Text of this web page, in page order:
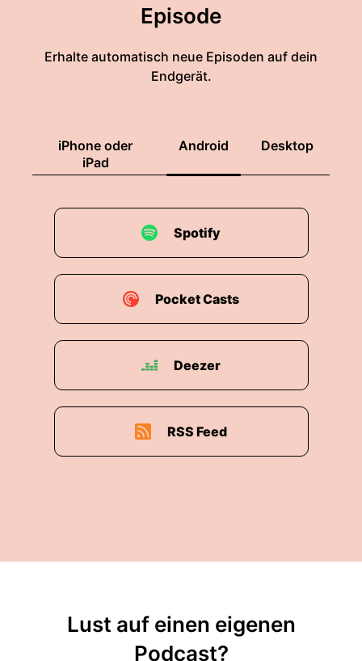
Episode
Erhalte automatisch neue Episoden auf dein
Endgerät.
iPhone oder
iPad
Android Desktop
Spotify
Pocket Casts
Deezer
RSS Feed
Lust auf einen eigenen
Podcast?